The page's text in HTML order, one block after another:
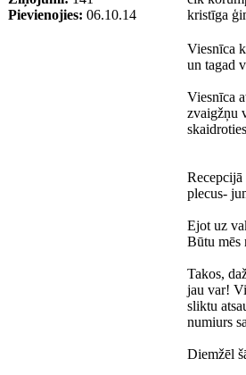
Pievienojies: 06.10.14
kristīga
Viesnīca
un tagad
Viesnīca
zvaigžņu
plecus-
Ejot uz
Būtu mēs
Takos,
jau var!
sliktu
numiurs
Diemžēl